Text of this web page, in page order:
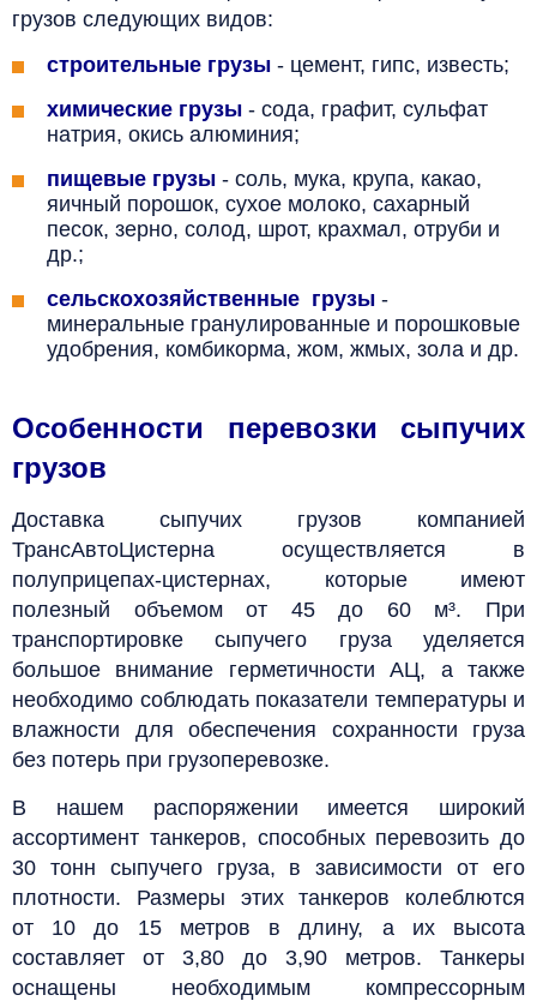
грузов следующих видов:
строительные грузы - цемент, гипс, известь;
химические грузы - сода, графит, сульфат
натрия, окись алюминия;
пищевые грузы - соль, мука, крупа, какао,
яичный порошок, сухое молоко, сахарный
песок, зерно, солод, шрот, крахмал, отруби и
др.;
сельскохозяйственные грузы -
минеральные гранулированные и порошковые
удобрения, комбикорма, жом, жмых, зола и др.
Особенности перевозки сыпучих
грузов
Доставка сыпучих грузов компанией
ТрансАвтоЦистерна осуществляется в
полуприцепах-цистернах, которые имеют
полезный объемом от 45 до 60 м³. При
транспортировке сыпучего груза уделяется
большое внимание герметичности АЦ, а также
необходимо соблюдать показатели температуры и
влажности для обеспечения сохранности груза
без потерь при грузоперевозке.
В нашем распоряжении имеется широкий
ассортимент танкеров, способных перевозить до
30 тонн сыпучего груза, в зависимости от его
плотности. Размеры этих танкеров колеблются
от 10 до 15 метров в длину, а их высота
составляет от 3,80 до 3,90 метров. Танкеры
оснащены необходимым компрессорным